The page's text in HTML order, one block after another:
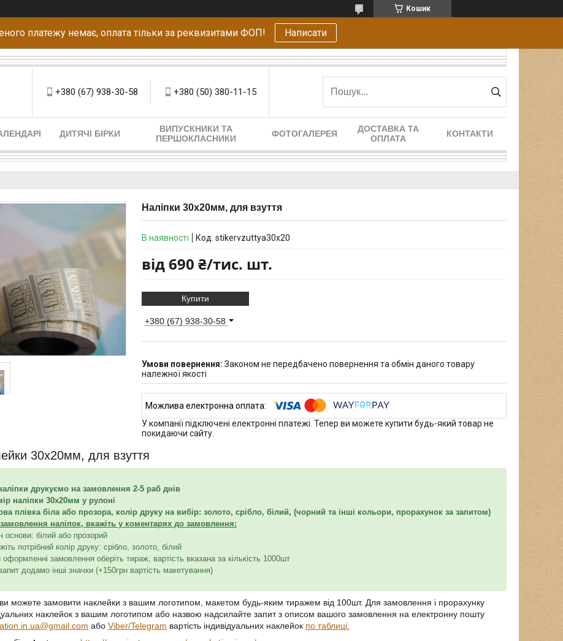
Кошик
платежу немає, оплата тільки за реквизитами ФОП! Написати
+380 (67) 938-30-58 +380 (50) 380-11-15
ДИТЯЧІ БІРКИ
ВИПУСКНИКИ ТА
ПЕРШОКЛАСНИКИ
ФОТОГАЛЕРЕЯ
ДОСТАВКА ТА
ОПЛАТА
КОНТАКТИ
Наліпки 30х20мм, для взуття
В наявності Код: stikervzuttya30х20
від690 ₴/тис. шт.
Купити
+380 (67) 938-30-58
Законом не передбачено повернення та обмін даного товару
належної якості
У компанії підключені електронні платежі. Тепер ви можете купити будь-який товар не
покидаючи сайту.
30х20мм, для взуття
друкуємо на замовлення 2-5 раб днів
наліпки 30х20мм у рулоні
плівка біла або прозора, колір друку на вибір: золото, срібло, білий, (чорний та інші кольори, прорахунок за запитом)
наліпок, вкажіть у коментарях до замовлення:
основи: білий або прозорий
потрібний колір друку: срібло, золото, білий
оформленні замовлення оберіть тираж, вартість вказана за кількість 1000шт
додамо інші значки (+150грн вартість макетування)
можете замовити наклейки з вашим логотипом, макетом будь-яким тиражем від 100шт. Для замовлення і прорахунку
наклейок з вашим логотипом або назвою надсилайте запит з описом вашого замовлення на електронну пошту
або Viber/Telegram вартість індивідуальних наклейок по таблиці.